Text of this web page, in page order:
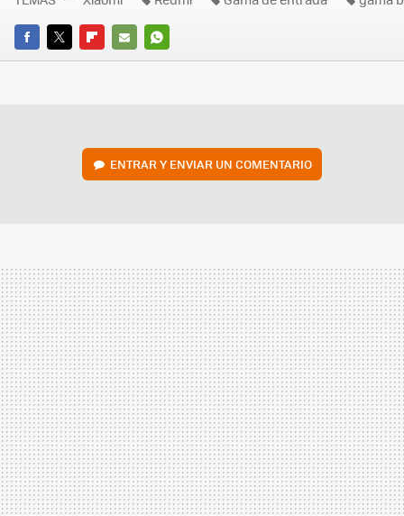
FACEBOOK
TWITTERFLIPBOARD
E-
WHATSAPP
ENTRAR Y ENVIAR UN COMENTARIO